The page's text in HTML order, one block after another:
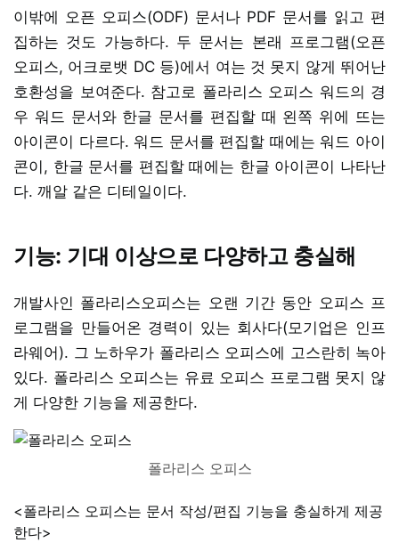
이밖에 오픈 오피스(ODF) 문서나 PDF 문서를 읽고 편
집하는 것도 가능하다. 두 문서는 본래 프로그램(오픈
오피스, 어크로뱃 DC 등)에서 여는 것 못지 않게 뛰어난
호환성을 보여준다. 참고로 폴라리스 오피스 워드의 경
우 워드 문서와 한글 문서를 편집할 때 왼쪽 위에 뜨는
아이콘이 다르다. 워드 문서를 편집할 때에는 워드 아이
콘이, 한글 문서를 편집할 때에는 한글 아이콘이 나타난
다. 깨알 같은 디테일이다.
기능: 기대 이상으로 다양하고 충실해
개발사인 폴라리스오피스는 오랜 기간 동안 오피스 프
로그램을 만들어온 경력이 있는 회사다(모기업은 인프
라웨어). 그 노하우가 폴라리스 오피스에 고스란히 녹아
있다. 폴라리스 오피스는 유료 오피스 프로그램 못지 않
게 다양한 기능을 제공한다.
폴라리스 오피스
<폴라리스 오피스는 문서 작성/편집 기능을 충실하게 제공
한다>